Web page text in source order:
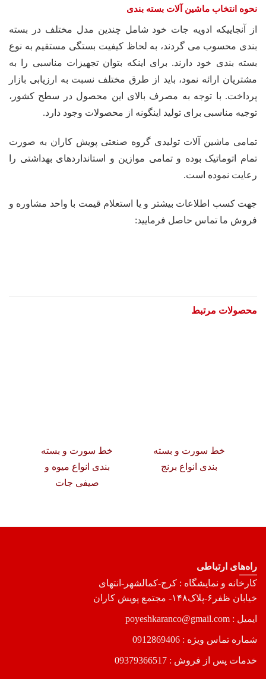
نحوه انتخاب ماشین آلات بسته بندی
از آنجاییکه ادویه جات خود شامل چندین مدل مختلف در بسته
بندی محسوب می گردند، به لحاظ کیفیت بستگی مستقیم به نوع
بسته بندی خود دارند. برای اینکه بتوان تجهیزات مناسبی را به
مشتریان ارائه نمود، باید از طرق مختلف نسبت به ارزیابی بازار
پرداخت. با توجه به مصرف بالای این محصول در سطح کشور،
توجیه مناسبی برای تولید اینگونه از محصولات وجود دارد.
تمامی ماشین آلات تولیدی گروه صنعتی پویش کاران به صورت
تمام اتوماتیک بوده و تمامی موازین و استانداردهای بهداشتی را
رعایت نموده است.
جهت کسب اطلاعات بیشتر و یا استعلام قیمت با واحد مشاوره و
فروش ما تماس حاصل فرمایید:
محصولات مرتبط
خط سورت و بسته
بندی انواع برنج
خط سورت و بسته
بندی انواع میوه و
صیفی جات
راه‌های ارتباطی
کارخانه و نمایشگاه : کرج-کمالشهر-انتهای
خیابان ظفر۶-پلاک۱۴۸- مجتمع پویش کاران
ایمیل : poyeshkaranco@gmail.com
شماره تماس ویژه : 0912869406
خدمات پس از فروش : 09379366517